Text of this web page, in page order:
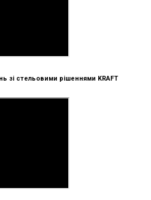
зі стельовими рішеннями KRAFT